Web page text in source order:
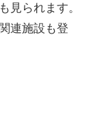
見られます。
連施設も登